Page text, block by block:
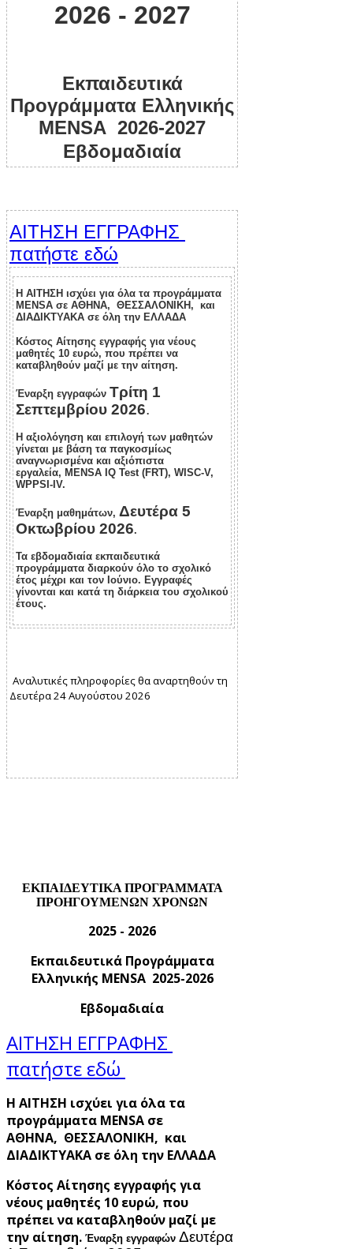
2026 - 2027
Εκπαιδευτικά
Προγράμματα Ελληνικής
MENSA 2026-2027
Εβδομαδιαία
ΑΙΤΗΣΗ ΕΓΓΡΑΦΗΣ
πατήστε εδώ
Η ΑΙΤΗΣΗ ισχύει για όλα τα προγράμματα
MENSA σε ΑΘΗΝΑ, ΘΕΣΣΑΛΟΝΙΚΗ, και
ΔΙΑΔΙΚΤΥΑΚΑ σε όλη την ΕΛΛΑΔΑ
Κόστος Αίτησης εγγραφής για νέους
μαθητές 10 ευρώ, που πρέπει να
καταβληθούν μαζί με την αίτηση.
Έναρξη εγγραφών Τρίτη 1
Σεπτεμβρίου 2026.
Η αξιολόγηση και επιλογή των μαθητών
γίνεται με βάση τα παγκοσμίως
αναγνωρισμένα και αξιόπιστα
εργαλεία, MENSA IQ Test (FRT), WISC-V,
WPPSI-IV.
Έναρξη μαθημάτων, Δευτέρα 5
Οκτωβρίου 2026.
Τα εβδομαδιαία εκπαιδευτικά
προγράμματα διαρκούν όλο το σχολικό
έτος μέχρι και τον Ιούνιο. Εγγραφές
γίνονται και κατά τη διάρκεια του σχολικού
έτους.
Αναλυτικές πληροφορίες θα αναρτηθούν τη
Δευτέρα 24 Αυγούστου 2026
ΕΚΠΑΙΔΕΥΤΙΚΑ ΠΡΟΓΡΑΜΜΑΤΑ
ΠΡΟΗΓΟΥΜΕΝΩΝ ΧΡΟΝΩΝ
2025 - 2026
Εκπαιδευτικά Προγράμματα
Ελληνικής MENSA 2025-2026
Εβδομαδιαία
ΑΙΤΗΣΗ ΕΓΓΡΑΦΗΣ
πατήστε εδώ
Η ΑΙΤΗΣΗ ισχύει για όλα τα
προγράμματα MENSA σε
ΑΘΗΝΑ, ΘΕΣΣΑΛΟΝΙΚΗ, και
ΔΙΑΔΙΚΤΥΑΚΑ σε όλη την ΕΛΛΑΔΑ
Κόστος Αίτησης εγγραφής για
νέους μαθητές 10 ευρώ, που
πρέπει να καταβληθούν μαζί με
την αίτηση. Έναρξη εγγραφών Δευτέρα